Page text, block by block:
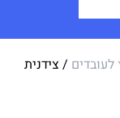
/ צידנית